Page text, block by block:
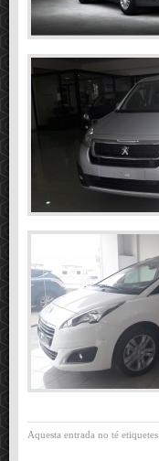
Aquesta entrada no té etiquetes